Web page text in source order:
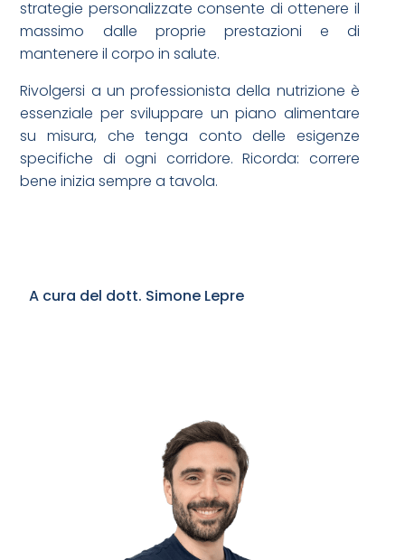
strategie personalizzate consente di ottenere il
massimo dalle proprie prestazioni e di
mantenere il corpo in salute.
Rivolgersi a un professionista della nutrizione è
essenziale per sviluppare un piano alimentare
su misura, che tenga conto delle esigenze
specifiche di ogni corridore. Ricorda: correre
bene inizia sempre a tavola.
A cura del dott. Simone Lepre